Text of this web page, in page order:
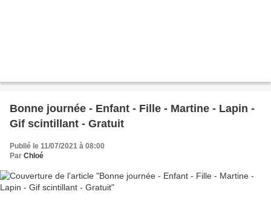
Bonne journée - Enfant - Fille - Martine - Lapin -
Gif scintillant - Gratuit
Publié le 11/07/2021 à 08:00
Par Chloé